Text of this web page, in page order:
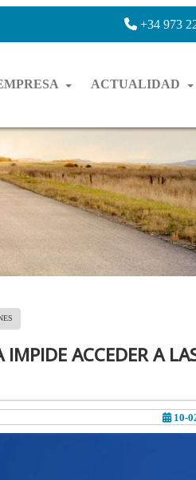
+34 973
ACTUALIDAD
ACCEDER A
10-